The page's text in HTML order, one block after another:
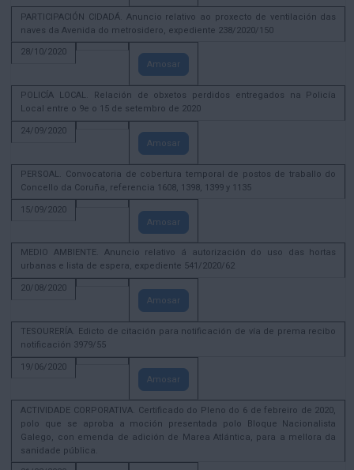
PARTICIPACIÓN CIDADÁ. Anuncio relativo ao proxecto de ventilación das
naves da Avenida do metrosidero, expediente 238/2020/150
28/10/2020
Amosar
POLICÍA LOCAL. Relación de obxetos perdidos entregados na Policía
Local entre o 9e o 15 de setembro de 2020
24/09/2020
Amosar
PERSOAL. Convocatoria de cobertura temporal de postos de traballo do
Concello da Coruña, referencia 1608, 1398, 1399 y 1135
15/09/2020
Amosar
MEDIO AMBIENTE. Anuncio relativo á autorización do uso das hortas
urbanas e lista de espera, expediente 541/2020/62
20/08/2020
Amosar
TESOURERÍA. Edicto de citación para notificación de vía de prema recibo
notificación 3979/55
19/06/2020
Amosar
ACTIVIDADE CORPORATIVA. Certificado do Pleno do 6 de febreiro de 2020,
polo que se aproba a moción presentada polo Bloque Nacionalista
Galego, con emenda de adición de Marea Atlántica, para a mellora da
sanidade pública.